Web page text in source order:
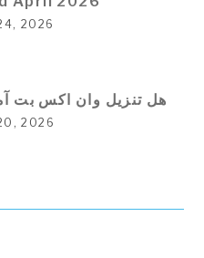
2026
هل تنزيل وان اكس بت
2026